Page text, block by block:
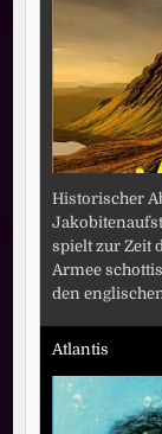
Historischer
spielt zur Zeit
Armee
den
Atlantis